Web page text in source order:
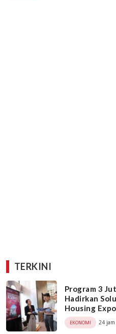
TERKINI
Program 3
Hadirkan
Housing
EKONOMI 24